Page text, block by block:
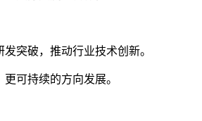
突破，推动行业技术创新。
可持续的方向发展。